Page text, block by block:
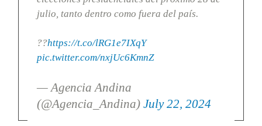
julio, tanto dentro como fuera del país.
??https://t.co/lRG1e7IXqY
pic.twitter.com/nxjUc6KmnZ
— Agencia Andina
(@Agencia_Andina) July 22, 2024